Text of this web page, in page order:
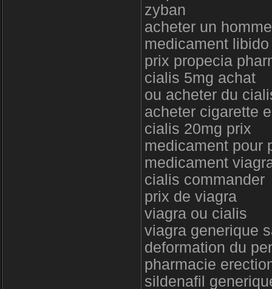
zyban
acheter un homme
medicament
prix propecia
cialis 5mg achat
ou acheter du
acheter cigarette
cialis 20mg prix
medicament pour
medicament
cialis commander
prix de viagra
viagra ou cialis
viagra generique
deformation du
pharmacie
sildenafil